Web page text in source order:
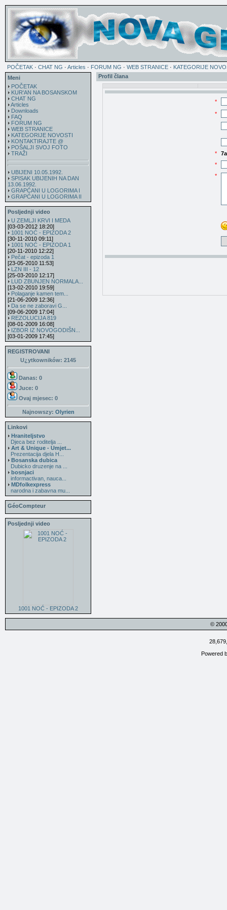
POČETAK · CHAT NG · Articles · FORUM NG · WEB STRANICE · KATEGORIJE
Meni
POČETAK
KUR'AN NA BOSANSKOM
CHAT NG
Articles
Downloads
FAQ
FORUM NG
WEB STRANICE
KATEGORIJE NOVOSTI
KONTAKTIRAJTE @
POŠALJI SVOJ FOTO
TRAŽI
UBIJENI 10.05.1992.
SPISAK UBIJENIH NA DAN
13.06.1992.
GRAPĆANI U LOGORIMA I
GRAPĆANI U LOGORIMA II
Posljednji video
U ZEMLJI KRVI I MEDA
[03-03-2012 18:20]
1001 NOĆ - EPIZODA 2
[30-11-2010 09:11]
1001 NOĆ - EPIZODA 1
[20-11-2010 12:22]
Pečat - epizoda 1
[23-05-2010 11:53]
LZN III - 12
[25-03-2010 12:17]
LUD ZBUNJEN NORMALA...
[13-02-2010 19:59]
Polaganje kamen tem...
[21-06-2009 12:36]
Da se ne zaboravi G...
[09-06-2009 17:04]
REZOLUCIJA 819
[08-01-2009 16:08]
IZBOR IZ NOVOGODIŠN...
[03-01-2009 17:45]
REGISTROVANI
U¿ytkowników: 2145
Danas: 0
Juce: 0
Ovaj mjesec: 0
Najnowszy: Olyrien
Linkovi
Hraniteljstvo
Djeca bez roditelja ...
Art & Unique - Umjet...
Prezentacija djela H...
Bosanska dubica
Dubicko druzenje na ...
bosnjaci
informactivan, nauca...
MDfolkexpress
narodna i zabavna mu...
GéoCompteur
Posljednji video
1001 NOĆ - EPIZODA 2
Profil člana
*
*
*
*
*
©
Powered